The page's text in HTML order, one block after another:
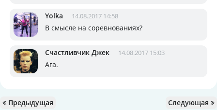
Yolka 14.08.2017 14:58
В смысле на соревнованиях?
Счастливчик Джек 14.08.2017 15:03
Ага.
Предыдущая Следующая